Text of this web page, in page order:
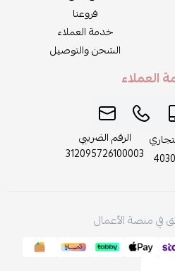
فروعنا
خدمة العملاء
الشحن والتوصيل
العملاء
الرقم الضريبي
312095726100003
في منصة الأعمال